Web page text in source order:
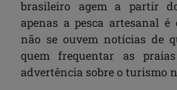
brasileiro agem a partir
apenas a pesca artesanal
não se ouvem notícias de
quem frequentar as
advertência sobre o turismo